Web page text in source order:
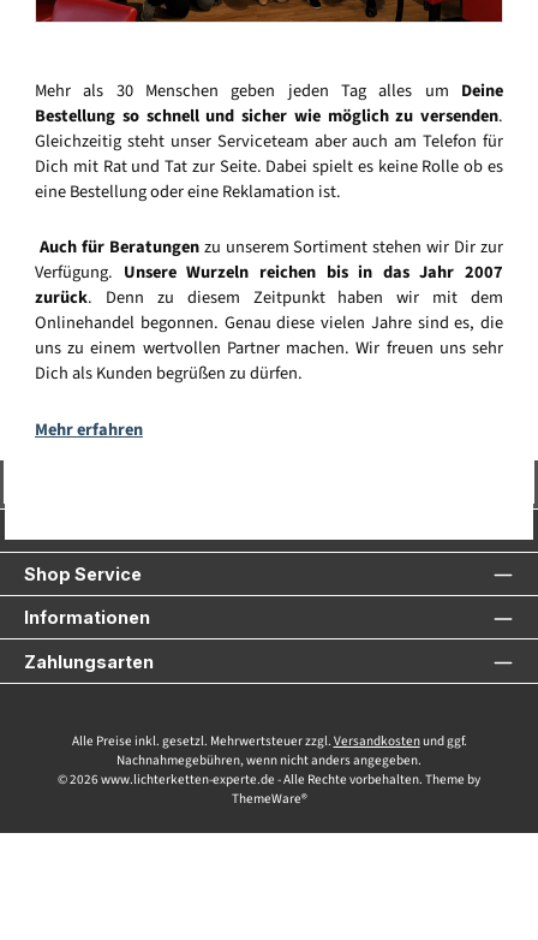
Mehr als 30 Menschen geben jeden Tag alles um Deine
Bestellung so schnell und sicher wie möglich zu versenden.
Gleichzeitig steht unser Serviceteam aber auch am Telefon für
Dich mit Rat und Tat zur Seite. Dabei spielt es keine Rolle ob es
eine Bestellung oder eine Reklamation ist.
Auch für Beratungenzu unserem Sortiment stehen wir Dir zur
Verfügung. Unsere Wurzeln reichen bis in das Jahr 2007
zurück. Denn zu diesem Zeitpunkt haben wir mit dem
Onlinehandel begonnen. Genau diese vielen Jahre sind es, die
uns zu einem wertvollen Partner machen. Wir freuen uns sehr
Dich als Kunden begrüßen zu dürfen.
Mehr erfahren
Shop Service
Informationen
Zahlungsarten
Alle Preise inkl. gesetzl. Mehrwertsteuer zzgl. Versandkostenund ggf.
Nachnahmegebühren, wenn nicht anders angegeben.
© 2026 www.lichterketten-experte.de - Alle Rechte vorbehalten. Theme by
ThemeWare®